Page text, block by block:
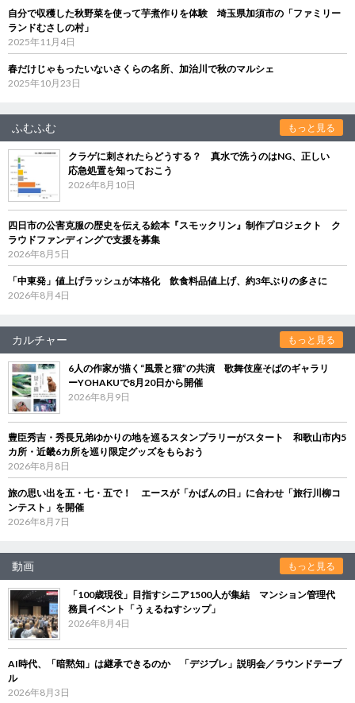
自分で収穫した秋野菜を使って芋煮作りを体験 埼玉県加須市の「ファミリー
ランドむさしの村」
2025年11月4日
春だけじゃもったいないさくらの名所、加治川で秋のマルシェ
2025年10月23日
ふむふむ もっと見る
クラゲに刺されたらどうする？ 真水で洗うのはNG、正しい
応急処置を知っておこう
2026年8月10日
四日市の公害克服の歴史を伝える絵本『スモックリン』制作プロジェクト ク
ラウドファンディングで支援を募集
2026年8月5日
「中東発」値上げラッシュが本格化 飲食料品値上げ、約3年ぶりの多さに
2026年8月4日
カルチャー もっと見る
6人の作家が描く“風景と猫”の共演 歌舞伎座そばのギャラリ
ーYOHAKUで8月20日から開催
2026年8月9日
豊臣秀吉・秀長兄弟ゆかりの地を巡るスタンプラリーがスタート 和歌山市内5
カ所・近畿6カ所を巡り限定グッズをもらおう
2026年8月8日
旅の思い出を五・七・五で！ エースが「かばんの日」に合わせ「旅行川柳コ
ンテスト」を開催
2026年8月7日
動画 もっと見る
「100歳現役」目指すシニア1500人が集結 マンション管理代
務員イベント「うぇるねすシップ」
2026年8月4日
AI時代、「暗黙知」は継承できるのか 「デジブレ」説明会／ラウンドテーブ
ル
2026年8月3日